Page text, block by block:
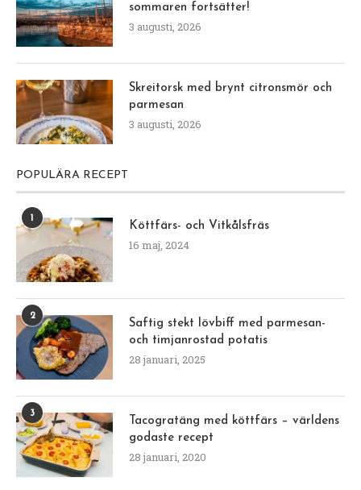
sommaren fortsätter!
3 augusti, 2026
Skreitorsk med brynt citronsmör och
parmesan
3 augusti, 2026
POPULÄRA RECEPT
Köttfärs- och Vitkålsfräs
16 maj, 2024
2
Saftig stekt lövbiff med parmesan-
och timjanrostad potatis
28 januari, 2025
3
Tacogratäng med köttfärs – världens
godaste recept
28 januari, 2020